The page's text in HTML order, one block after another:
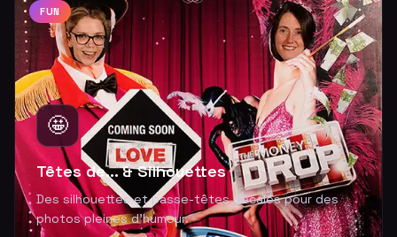
FUN
🤩
Têtes de... & Silhouettes
Des silhouettes et passe-têtes décalés pour des
photos pleines d'humour.